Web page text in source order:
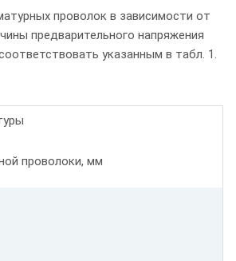
проволок в зависимости от
предварительного напряжения
указанным в табл. 1.
проволоки, мм